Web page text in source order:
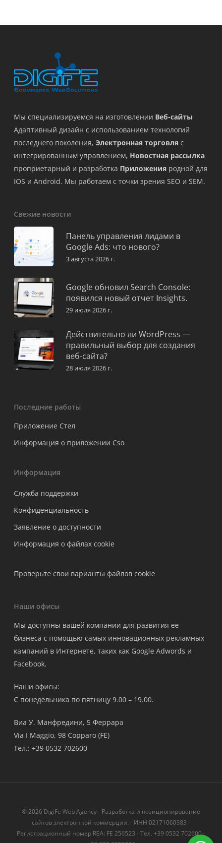
Мы специализируемся на изготовлении Веб-сайты
Адаптивный дизайн с использованием технологий
последнего поколения, Электронная торговля с
интегрированным управлением, Новостная рассылка
проприетарный и разработка Приложения родной для
IOS и Android. Мы работаем с точки зрения SEO и SEM.
Свежие новости
Панель управления лидами в
Google Ads: что нового?
3 августа 2026 г.
Google обновил Search Console:
появился новый отчет Insights.
29 июля 2026 г.
Действительно ли WordPress —
правильный выбор для создания
веб-сайта?
28 июля 2026 г.
Последние работы
Приложение Стел
Информация о приложении Cso
Информация
Служба поддержки
Конфиденциальность
Заявление о доступности
Информация о файлах cookie
Проверьте свои варианты файлов cookie
Наши офисы
Мы доступны вашей компании для развития ее
бизнеса с помощью самых инновационных рекламных
кампаний в Интернете, таких как Google Adwords и
Facebook.
Наши офисы:
С понедельника по пятницу 9.00 – 19.00.
Виа У. Манфредини, 5 Феррара
Via I Maggio, 98 Copparo (FE)
Тел.: +39 0532 702600
© 2026 DigiFe Web Agency - Разработка и позиционирование
сайтов электронной коммерции. - ИНН 02171060383 -
Регистрационный номер REA: FE 256523 - Тел. +39 0532 702600 -